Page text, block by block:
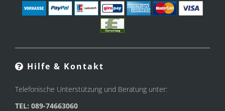
Hilfe & Kontakt
Telefonische Unterstützung und Beratung unter:
TEL: 089-74663060